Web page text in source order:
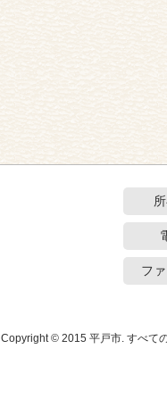
フ
Copyright © 2015 平戸市. すべて